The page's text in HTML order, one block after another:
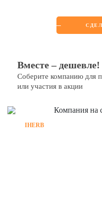
Вместе – дешевле!
Соберите компанию для
или участия в акции
IHERB